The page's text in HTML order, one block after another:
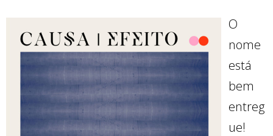
O
nome
está
bem
entreg
ue!